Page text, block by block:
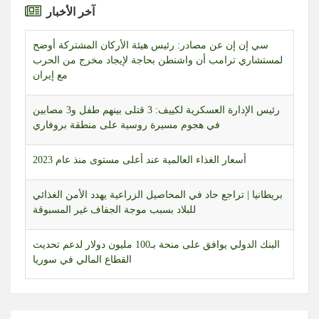
آخر الأخبار
لمستشاري ترامب أن واشنطن بحاجة لإيجاد مخرج من الحرب
مع إيران
في هجوم مسيرة روسية على منطقة بروفاري
للبلاد بسبب موجة الجفاف غير المسبوقة
القطاع المالي في سوريا